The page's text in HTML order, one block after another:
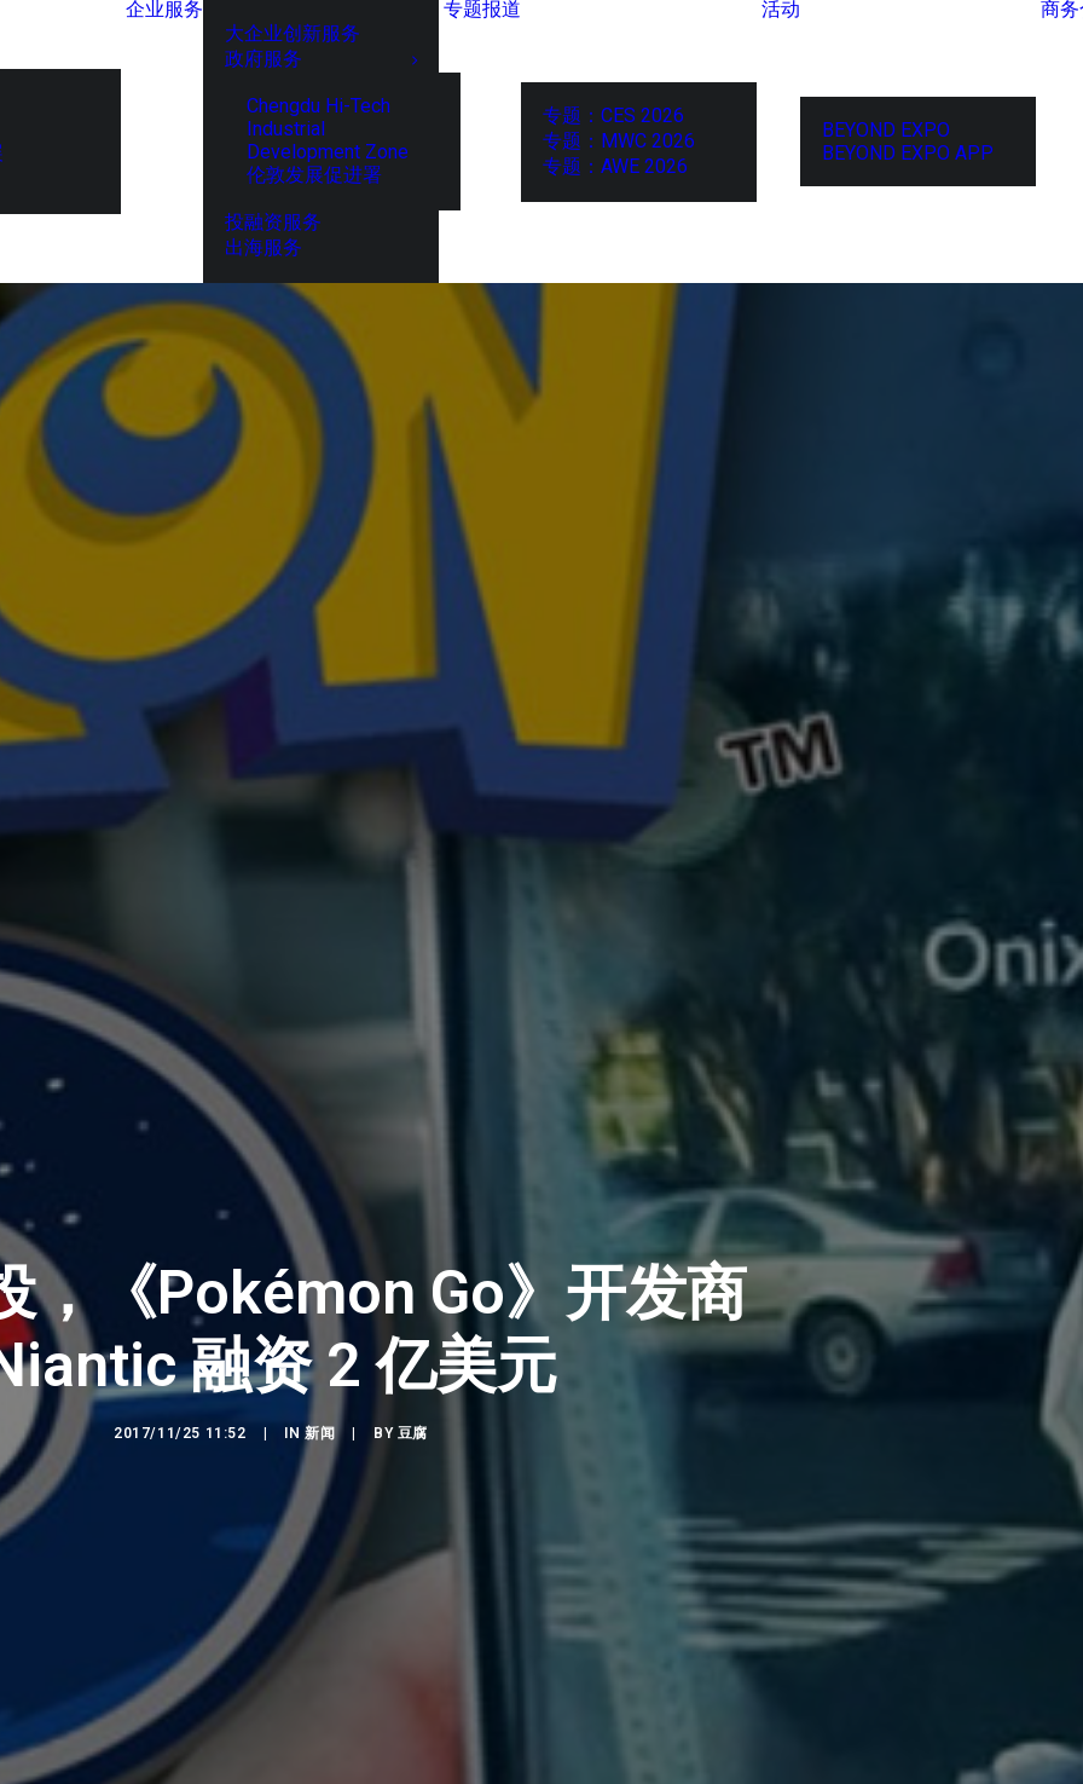
企业服务
大企业创新服务
政府服务
Chengdu Hi-Tech
Industrial
Development Zone
伦敦发展促进署
投融资服务
出海服务
专题报道
专题：CES 2026
专题：MWC 2026
专题：AWE 2026
活动
BEYOND EXPO
BEYOND EXPO APP
商
，《Pokémon Go》开发商
融资 2 亿美元
2017/11/25 11:52 IN新闻 BY 豆腐